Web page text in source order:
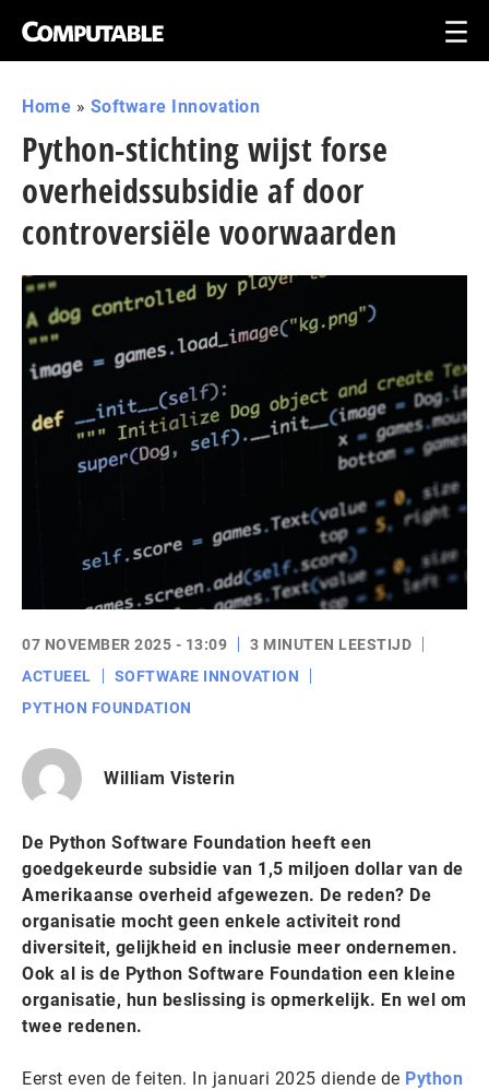
Home » Software Innovation
Python-stichting wijst forse
overheidssubsidie af door
controversiële voorwaarden
07 NOVEMBER 2025 - 13:09
3 MINUTEN LEESTIJD
ACTUEEL
SOFTWARE INNOVATION
PYTHON FOUNDATION
William Visterin
De Python Software Foundation heeft een
goedgekeurde subsidie van 1,5 miljoen dollar van de
Amerikaanse overheid afgewezen. De reden? De
organisatie mocht geen enkele activiteit rond
diversiteit, gelijkheid en inclusie meer ondernemen.
Ook al is de Python Software Foundation een kleine
organisatie, hun beslissing is opmerkelijk. En wel om
twee redenen.
Eerst even de feiten. In januari 2025 diende de Python